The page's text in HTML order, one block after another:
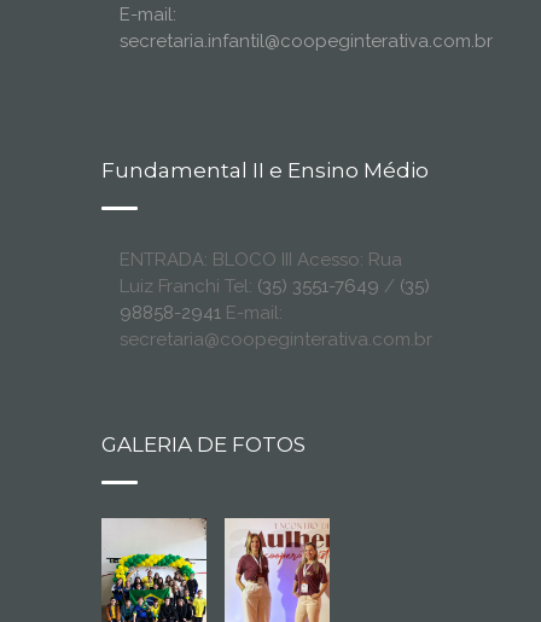
E-mail:
secretaria.infantil@coopeginterativa.com.br
Fundamental II e Ensino Médio
ENTRADA: BLOCO III Acesso: Rua
Luiz Franchi Tel: (35) 3551-7649 / (35)
98858-2941 E-mail:
secretaria@coopeginterativa.com.br
GALERIA DE FOTOS